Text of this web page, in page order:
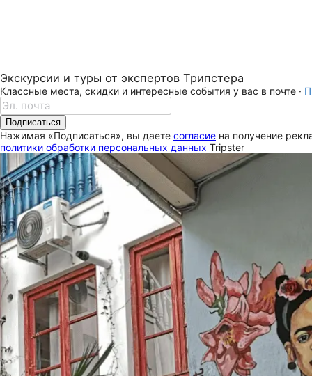
Экскурсии и туры от экспертов Трипстера
Классные места, скидки и интересные события у вас в почте ·
Подписаться
Нажимая «Подписаться», вы даете согласие на получение
политики обработки персональных данных Tripster